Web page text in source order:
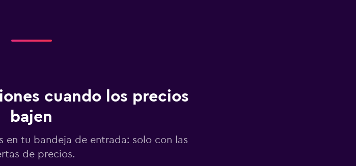
cuando los precios
bajen
en tu bandeja de entrada: solo con las
de precios.